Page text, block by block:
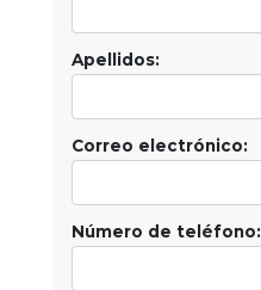
Apellidos:
Correo electrónico:
Número de teléfono: